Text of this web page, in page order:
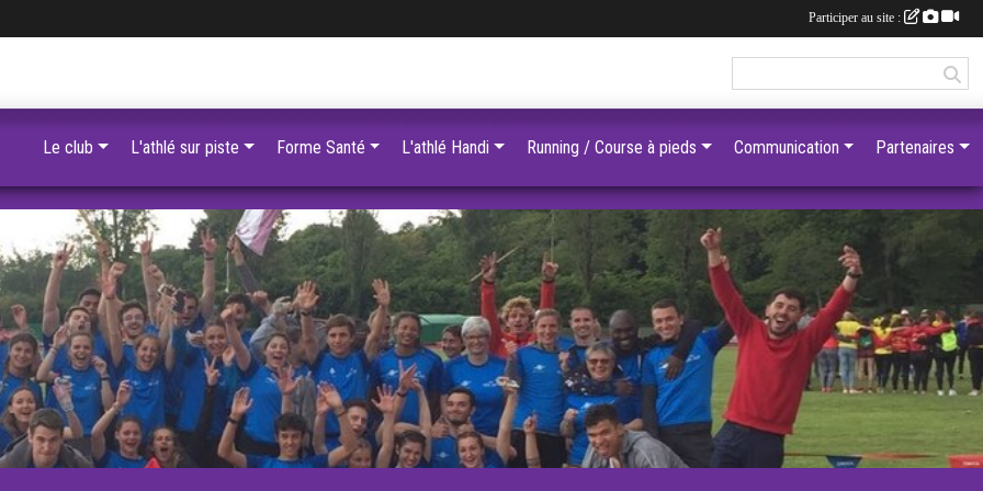
Le club L'athlé sur piste Forme Santé L'athlé Handi Running / Course à pieds Communication Partenaires
Participer au site :